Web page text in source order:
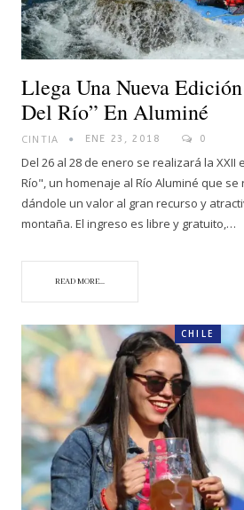
Llega Una Nueva
Del Río” En Aluminé
CINTIA ENE 23, 2018 0
Del 26 al 28 de enero se realizará la XXII
Río", un homenaje al Río Aluminé que
dándole un valor al gran recurso y
montaña. El ingreso es libre y gratuito,…
READ MORE...
CHILE